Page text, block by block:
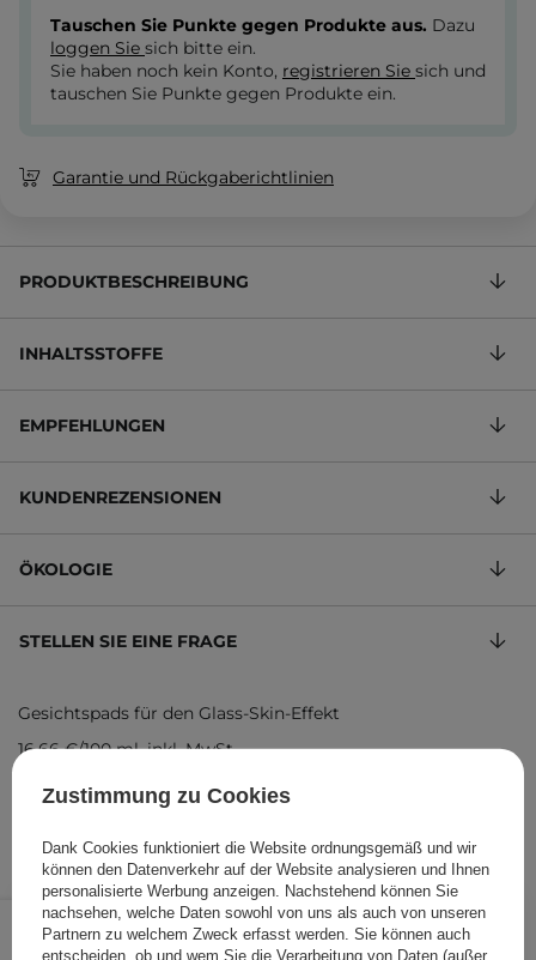
19,99 € / Stk.
Tauschen Sie Punkte gegen Produkte aus. Dazu
loggen Sie sich bitte ein.
Sie haben noch kein Konto, registrieren Sie sich und
tauschen Sie Punkte gegen Produkte ein.
Garantie und Rückgaberichtlinien
PRODUKTBESCHREIBUNG
INHALTSSTOFFE
EMPFEHLUNGEN
KUNDENREZENSIONEN
ÖKOLOGIE
STELLEN SIE EINE FRAGE
Gesichtspads für den Glass-Skin-Effekt
16,66 €/100 ml, inkl. MwSt.
Produktcode: 28521
Zustimmung zu Cookies
Dank Cookies funktioniert die Website ordnungsgemäß und wir
können den Datenverkehr auf der Website analysieren und Ihnen
personalisierte Werbung anzeigen. Nachstehend können Sie
nachsehen, welche Daten sowohl von uns als auch von unseren
Partnern zu welchem Zweck erfasst werden. Sie können auch
entscheiden, ob und wem Sie die Verarbeitung von Daten (außer